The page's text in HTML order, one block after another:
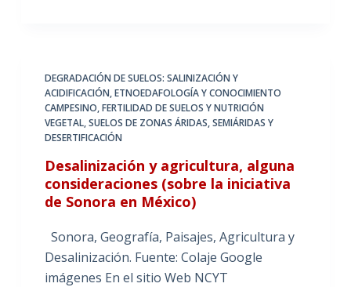
DEGRADACIÓN DE SUELOS: SALINIZACIÓN Y
ACIDIFICACIÓN,ETNOEDAFOLOGÍA Y CONOCIMIENTO
CAMPESINO,FERTILIDAD DE SUELOS Y NUTRICIÓN
VEGETAL,SUELOS DE ZONAS ÁRIDAS, SEMIÁRIDAS Y
DESERTIFICACIÓN
Desalinización y agricultura, alguna
consideraciones (sobre la iniciativa
de Sonora en México)
Sonora, Geografía, Paisajes, Agricultura y
Desalinización. Fuente: Colaje Google
imágenes En el sitio Web NCYT